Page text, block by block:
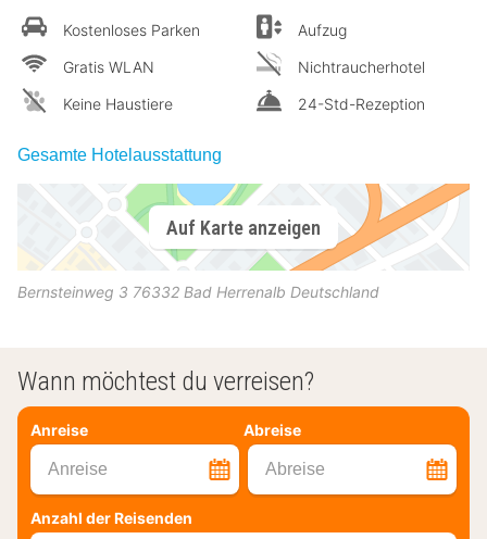
Kostenloses Parken
Gratis WLAN
Keine Haustiere
Aufzug
Nichtraucherhotel
24-Std-Rezeption
Gesamte Hotelausstattung
Auf Karte anzeigen
Bernsteinweg 3 76332 Bad Herrenalb Deutschland
Wann möchtest du verreisen?
Anreise Abreise
Anreise Abreise
Anzahl der Reisenden